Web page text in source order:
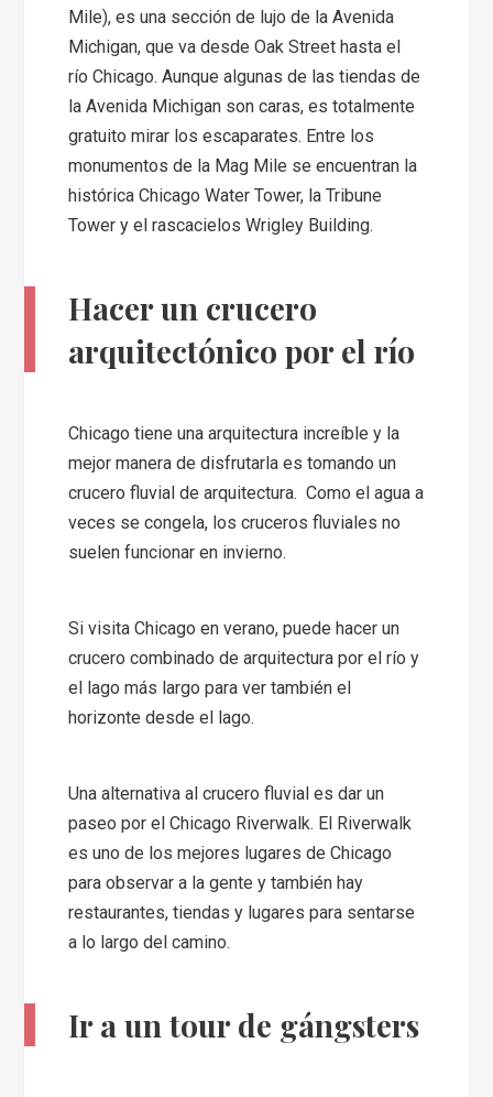
Mile), es una sección de lujo de la Avenida
Michigan, que va desde Oak Street hasta el
río Chicago. Aunque algunas de las tiendas de
la Avenida Michigan son caras, es totalmente
gratuito mirar los escaparates. Entre los
monumentos de la Mag Mile se encuentran la
histórica Chicago Water Tower, la Tribune
Tower y el rascacielos Wrigley Building.
Hacer un crucero
arquitectónico por el río
Chicago tiene una arquitectura increíble y la
mejor manera de disfrutarla es tomando un
crucero fluvial de arquitectura. Como el agua a
veces se congela, los cruceros fluviales no
suelen funcionar en invierno.
Si visita Chicago en verano, puede hacer un
crucero combinado de arquitectura por el río y
el lago más largo para ver también el
horizonte desde el lago.
Una alternativa al crucero fluvial es dar un
paseo por el Chicago Riverwalk. El Riverwalk
es uno de los mejores lugares de Chicago
para observar a la gente y también hay
restaurantes, tiendas y lugares para sentarse
a lo largo del camino.
Ir a un tour de gángsters